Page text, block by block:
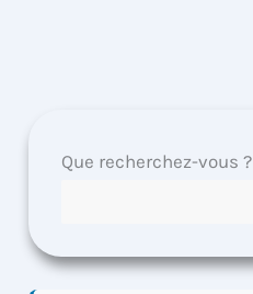
Que recherchez-vous ?